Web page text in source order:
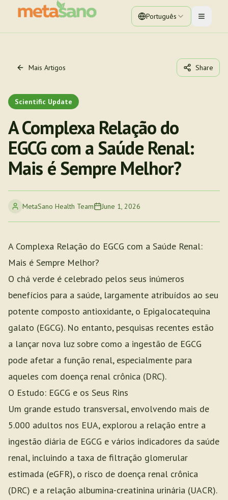
Português Toggle
Mais Artigos Share
Scientific Update
A Complexa Relação do
EGCG com a Saúde Renal:
Mais é Sempre Melhor?
MetaSano Health Team June 1, 2026
A Complexa Relação do EGCG com a Saúde Renal:
Mais é Sempre Melhor?
O chá verde é celebrado pelos seus inúmeros
benefícios para a saúde, largamente atribuídos ao seu
potente composto antioxidante, o Epigalocatequina
galato (EGCG). No entanto, pesquisas recentes estão
a lançar nova luz sobre como a ingestão de EGCG
pode afetar a função renal, especialmente para
aqueles com doença renal crônica (DRC).
O Estudo: EGCG e os Seus Rins
Um grande estudo transversal, envolvendo mais de
5.000 adultos nos EUA, explorou a relação entre a
ingestão diária de EGCG e vários indicadores da saúde
renal, incluindo a taxa de filtração glomerular
estimada (eGFR), o risco de doença renal crônica
(DRC) e a relação albumina-creatinina urinária (UACR).